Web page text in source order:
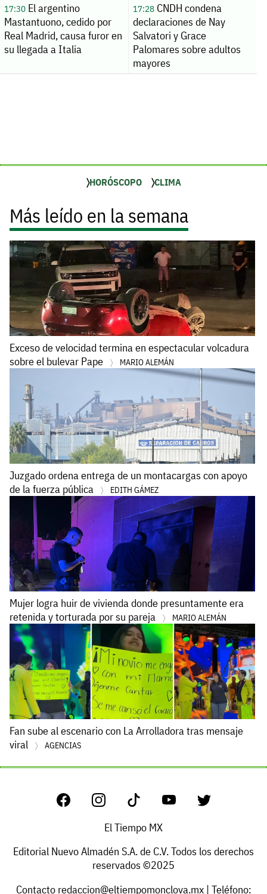
17:30El argentino
Mastantuono, cedido por
Real Madrid, causa furor en
su llegada a Italia
17:28CNDH condena
declaraciones de Nay
Salvatori y Grace
Palomares sobre adultos
mayores
HORÓSCOPO CLIMA
Más leído en la semana
Exceso de velocidad termina en espectacular volcadura
sobre el bulevar Pape
MARIO ALEMÁN
Juzgado ordena entrega de un montacargas con apoyo
de la fuerza pública
EDITH GÁMEZ
Mujer logra huir de vivienda donde presuntamente era
retenida y torturada por su pareja
MARIO ALEMÁN
Fan sube al escenario con La Arrolladora tras mensaje
viral
AGENCIAS
El Tiempo MX
Editorial Nuevo Almadén S.A. de C.V. Todos los derechos
reservados ©2025
Contacto redaccion@eltiempomonclova.mx| Teléfono: